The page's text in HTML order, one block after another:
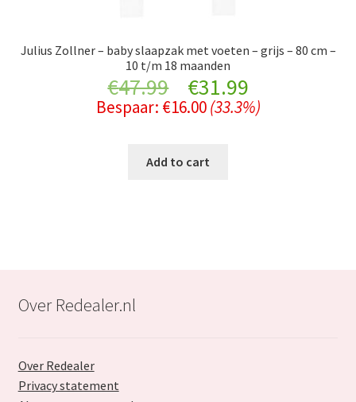
Julius Zollner – baby slaapzak met voeten – grijs – 80 cm –
10 t/m 18 maanden
€47.99
Original
price
was:
€31.99Current
price
Bespaar: €16.00 (33.3%)
Add to cart
Over Redealer.nl
Over Redealer
Privacy statement